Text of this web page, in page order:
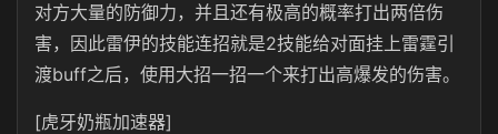
对方大量的防御力，并且还有极高的概率打出两倍伤
害，因此雷伊的技能连招就是2技能给对面挂上雷霆引
渡buff之后，使用大招一招一个来打出高爆发的伤害。
[虎牙奶瓶加速器]